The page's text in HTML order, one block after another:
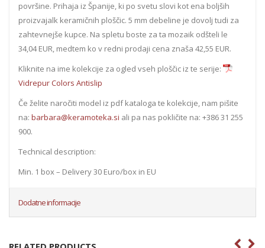
površine. Prihaja iz Španije, ki po svetu slovi kot ena boljših
proizvajalk keramičnih ploščic. 5 mm debeline je dovolj tudi za
zahtevnejše kupce. Na spletu boste za ta mozaik odšteli le
34,04 EUR, medtem ko v redni prodaji cena znaša 42,55 EUR.
Kliknite na ime kolekcije za ogled vseh ploščic iz te serije:
Vidrepur Colors Antislip
Če želite naročiti model iz pdf kataloga te kolekcije, nam pišite
na: barbara@keramoteka.si ali pa nas pokličite na: +386 31 255
900.
Technical description:
Min. 1 box – Delivery 30 Euro/box in EU
Dodatne informacije